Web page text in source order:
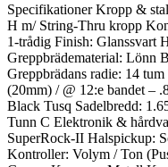
Specifikationer Kropp &
H m/ String-Thru kropp
1-trådig Finish: Glanssvart
Greppbrädematerial: Lönn
Greppbrädans radie: 14
(20mm) / @ 12:e bandet –
Black Tusq Sadelbredd:
Tunn C Elektronik &
SuperRock-II Halspickup:
Kontroller: Volym / Ton